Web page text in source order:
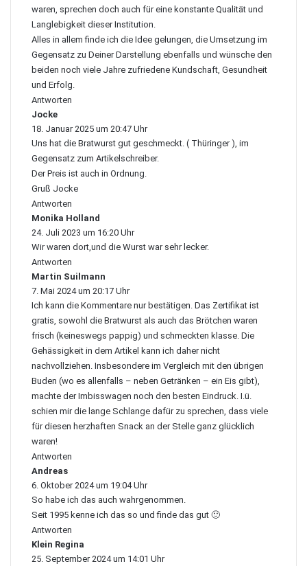
waren, sprechen doch auch für eine konstante Qualität und
Langlebigkeit dieser Institution.
Alles in allem finde ich die Idee gelungen, die Umsetzung im
Gegensatz zu Deiner Darstellung ebenfalls und wünsche den
beiden noch viele Jahre zufriedene Kundschaft, Gesundheit
und Erfolg.
Antworten
Jocke
a
g
t
:
18. Januar 2025 um 20:47 Uhr
Uns hat die Bratwurst gut geschmeckt. ( Thüringer ), im
Gegensatz zum Artikelschreiber.
Der Preis ist auch in Ordnung.
Gruß Jocke
Antworten
Monika Holland
a
g
:
24. Juli 2023 um 16:20 Uhr
Wir waren dort,und die Wurst war sehr lecker.
Antworten
Martin Suilmann
a
g
t
:
7. Mai 2024 um 20:17 Uhr
Ich kann die Kommentare nur bestätigen. Das Zertifikat ist
gratis, sowohl die Bratwurst als auch das Brötchen waren
frisch (keineswegs pappig) und schmeckten klasse. Die
Gehässigkeit in dem Artikel kann ich daher nicht
nachvollziehen. Insbesondere im Vergleich mit den übrigen
Buden (wo es allenfalls – neben Getränken – ein Eis gibt),
machte der Imbisswagen noch den besten Eindruck. I.ü.
schien mir die lange Schlange dafür zu sprechen, dass viele
für diesen herzhaften Snack an der Stelle ganz glücklich
waren!
Antworten
Andreas
a
g
t
:
6. Oktober 2024 um 19:04 Uhr
So habe ich das auch wahrgenommen.
Seit 1995 kenne ich das so und finde das gut 🙂
Antworten
Klein Regina
a
25. September 2024 um 14:01 Uhr